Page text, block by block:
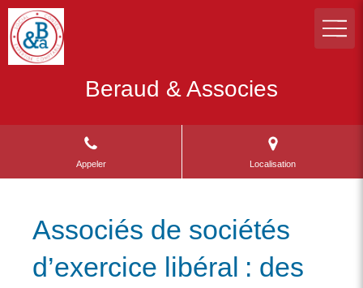
Beraud & Associes
Appeler Localisation
Associés de sociétés
d’exercice libéral : des